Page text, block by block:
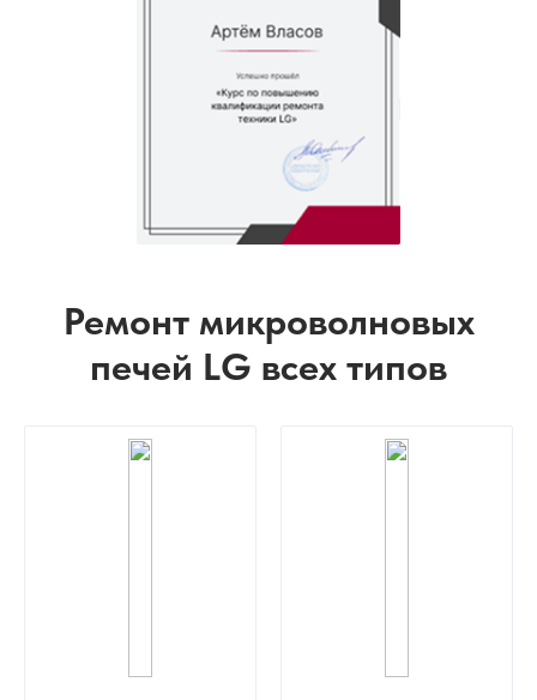
Ремонт микроволновых
печей LG всех типов